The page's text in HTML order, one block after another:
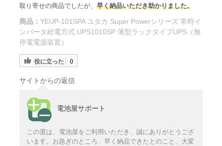
取り寄せの商品でしたが、 早く納品いただき助かりました。
商品： YEUP-101SPA ユタカ Super Powerシリーズ 常時イ
ンバータ給電方式 UPS1010SP 薄型ラックタイプUPS（無
停電電源装置）
役に立った 0
サイトからの返信
電池屋サポート
この度は、電池屋をご利用いただき、誠にありがとうござ
います。お急ぎのところ、早く納品できたとのこと、大変